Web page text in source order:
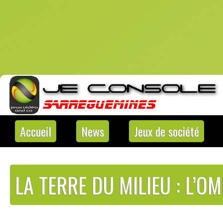
Accueil News Jeux de société
LA TERRE DU MILIEU :